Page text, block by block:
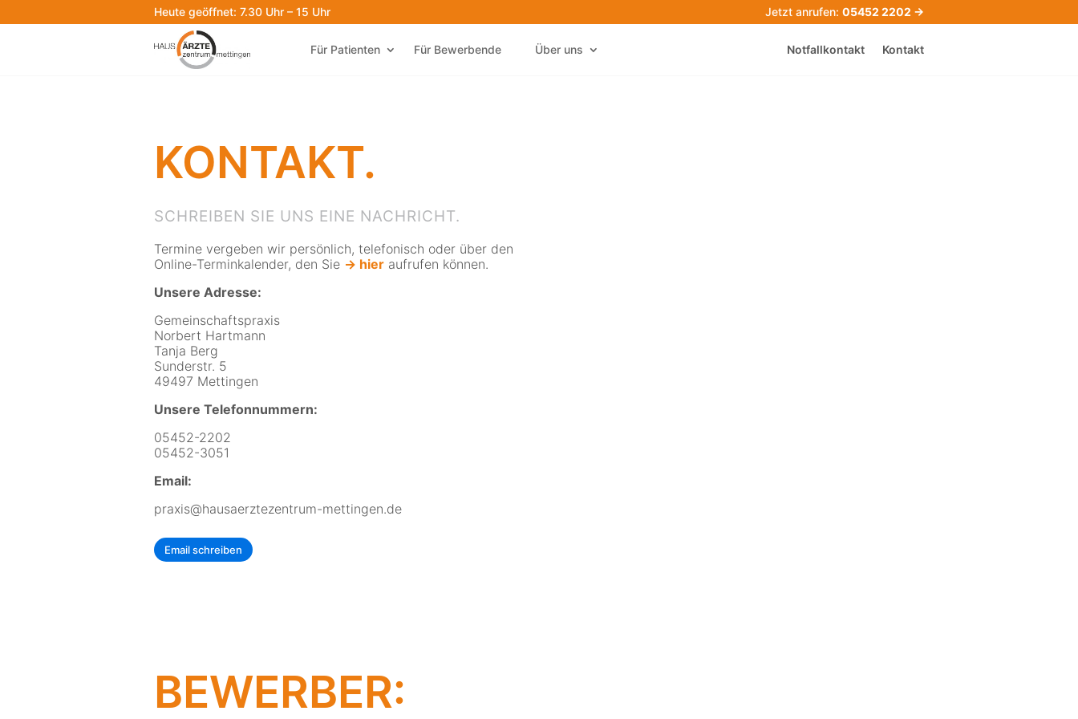
Heute geöffnet: 7.30 Uhr – 15 Uhr Jetzt anrufen: 05452 2202 →
Für Patienten Für Bewerbende Über uns Notfallkontakt Kontakt
KONTAKT.
SCHREIBEN SIE UNS EINE NACHRICHT.
Termine vergeben wir persönlich, telefonisch oder über den
Online-Terminkalender, den Sie → hier aufrufen können.
Unsere Adresse:
Gemeinschaftspraxis
Norbert Hartmann
Tanja Berg
Sunderstr. 5
49497 Mettingen
Unsere Telefonnummern:
05452-2202
05452-3051
Email:
praxis@hausaerztezentrum-mettingen.de
Email schreiben
BEWERBER: